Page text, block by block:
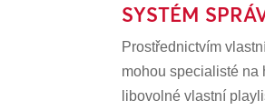
SYSTÉM
Prostřednictvím
mohou specialisté na
libovolné vlastní